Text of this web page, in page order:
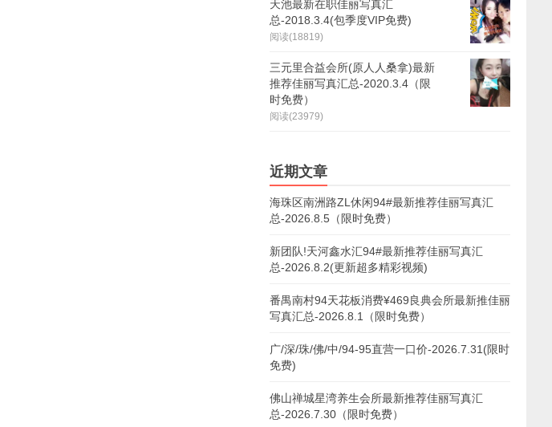
天池最新在职佳丽写真汇
总-2018.3.4(包季度VIP免费)
阅读(18819)
三元里合益会所(原人人桑拿)最新
推荐佳丽写真汇总-2020.3.4（限
时免费）
阅读(23979)
近期文章
海珠区南洲路ZL休闲94#最新推荐佳丽写真汇
总-2026.8.5（限时免费）
新团队!天河鑫水汇94#最新推荐佳丽写真汇
总-2026.8.2(更新超多精彩视频)
番禺南村94天花板消费¥469良典会所最新推佳丽
写真汇总-2026.8.1（限时免费）
广/深/珠/佛/中/94-95直营一口价-2026.7.31(限时
免费)
佛山禅城星湾养生会所最新推荐佳丽写真汇
总-2026.7.30（限时免费）